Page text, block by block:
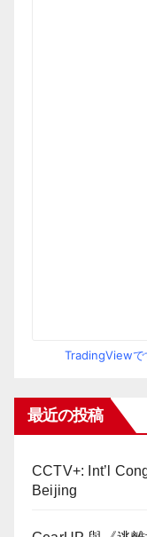
TradingViewで
最近の投稿
CCTV+: Int’l
Beijing